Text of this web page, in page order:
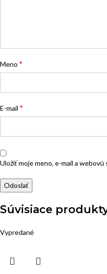
Meno *
E-mail *
Uložiť moje meno, e-mail a
Súvisiace
Vypredané